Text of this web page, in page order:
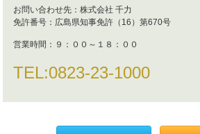
お問い合わせ先： 株式会社 千力
免許番号： 広島県知事免許（16）第670号
営業時間： ９：００～１８：００
TEL:0823-23-1000